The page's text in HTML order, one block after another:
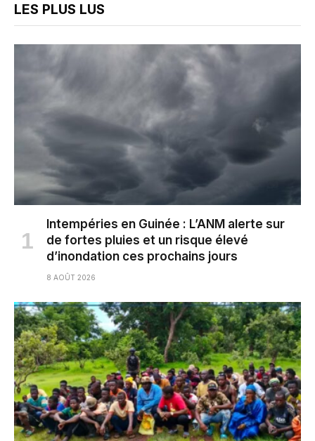
LES PLUS LUS
Intempéries en Guinée : L’ANM alerte sur
de fortes pluies et un risque élevé
d’inondation ces prochains jours
8 AOÛT 2026